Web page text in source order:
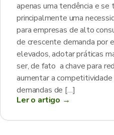
apenas uma tendência e se
principalmente uma
para empresas de alto
de crescente demanda por
elevados, adotar práticas
ser, de fato a chave para
aumentar a
demandas de […]
Ler o artigo →